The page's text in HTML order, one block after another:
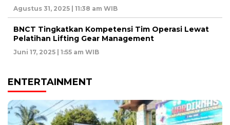
Agustus 31, 2025 | 11:38 am WIB
BNCT Tingkatkan Kompetensi Tim Operasi Lewat
Pelatihan Lifting Gear Management
Juni 17, 2025 | 1:55 am WIB
ENTERTAINMENT